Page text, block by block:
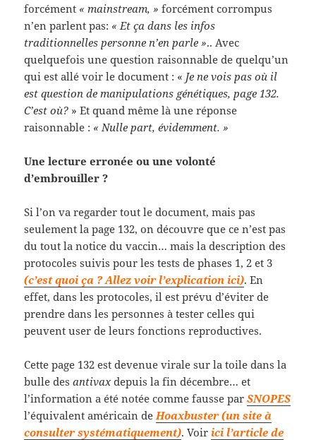
forcément « mainstream, » forcément corrompus
n’en parlent pas: « Et ça dans les infos
traditionnelles personne n’en parle ».. Avec
quelquefois une question raisonnable de quelqu’un
qui est allé voir le document : « Je ne vois pas où il
est question de manipulations génétiques, page 132.
C’est où? » Et quand même là une réponse
raisonnable : « Nulle part, évidemment. »
Une lecture erronée ou une volonté
d’embrouiller ?
Si l’on va regarder tout le document, mais pas
seulement la page 132, on découvre que ce n’est pas
du tout la notice du vaccin… mais la description des
protocoles suivis pour les tests de phases 1, 2 et 3
(c’est quoi ça ? Allez voir l’explication ici). En
effet, dans les protocoles, il est prévu d’éviter de
prendre dans les personnes à tester celles qui
peuvent user de leurs fonctions reproductives.
Cette page 132 est devenue virale sur la toile dans la
bulle desantivaxdepuis la fin décembre… et
l’information a été notée comme fausse parSNOPES
l’équivalent américain de Hoaxbuster (un site à
consulter systématiquement). Voir ici l’article de